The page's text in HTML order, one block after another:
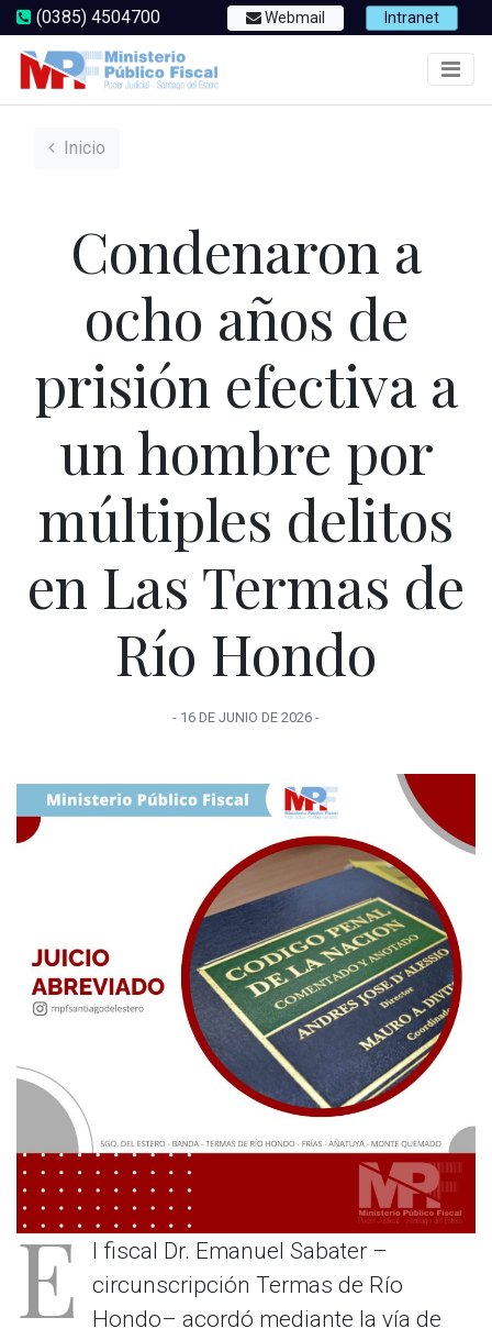
(0385) 4504700 Webmail Intranet
Inicio
Condenaron a
ocho años de
prisión efectiva a
un hombre por
múltiples delitos
en Las Termas de
Río Hondo
- 16 DE JUNIO DE 2026 -
E l fiscal Dr. Emanuel Sabater –
circunscripción Termas de Río
Hondo– acordó mediante la vía de